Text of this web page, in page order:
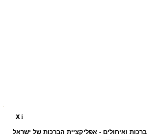
Xi
ברכות ואיחולים - אפליקציית הברכות של ישראל